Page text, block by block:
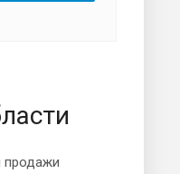
продажи